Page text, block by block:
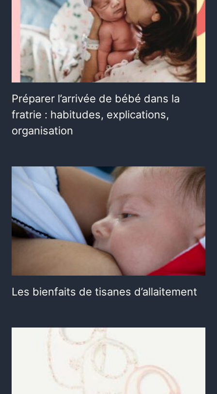
Préparer l’arrivée de bébé dans la
fratrie : habitudes, explications,
organisation
Les bienfaits de tisanes d’allaitement